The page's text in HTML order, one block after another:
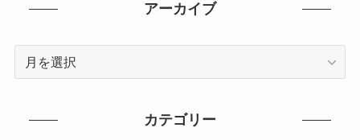
アーカイブ
カテゴリー